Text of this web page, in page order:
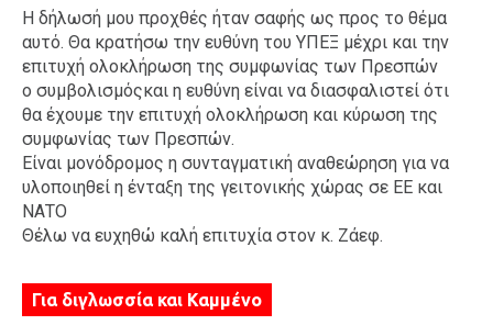
Η δήλωσή μου προχθές ήταν σαφής ως προς το θέμα
αυτό. Θα κρατήσω την ευθύνη του ΥΠΕΞ μέχρι και την
επιτυχή ολοκλήρωση της συμφωνίας των Πρεσπών
ο συμβολισμόςκαι η ευθύνη είναι να διασφαλιστεί ότι
θα έχουμε την επιτυχή ολοκλήρωση και κύρωση της
συμφωνίας των Πρεσπών.
Είναι μονόδρομος η συνταγματική αναθεώρηση για να
υλοποιηθεί η ένταξη της γειτονικής χώρας σε ΕΕ και
ΝΑΤΟ
Θέλω να ευχηθώ καλή επιτυχία στον κ. Ζάεφ.
Για διγλωσσία και Καμμένο